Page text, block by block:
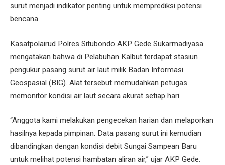
surut menjadi indikator penting untuk memprediksi potensi
bencana.
Kasatpolairud Polres Situbondo AKP Gede Sukarmadiyasa
mengatakan bahwa di Pelabuhan Kalbut terdapat stasiun
pengukur pasang surut air laut milik Badan Informasi
Geospasial (BIG). Alat tersebut memudahkan petugas
memonitor kondisi air laut secara akurat setiap hari.
“Anggota kami melakukan pengecekan harian dan melaporkan
hasilnya kepada pimpinan. Data pasang surut ini kemudian
dibandingkan dengan kondisi debit Sungai Sampean Baru
untuk melihat potensi hambatan aliran air,” ujar AKP Gede.